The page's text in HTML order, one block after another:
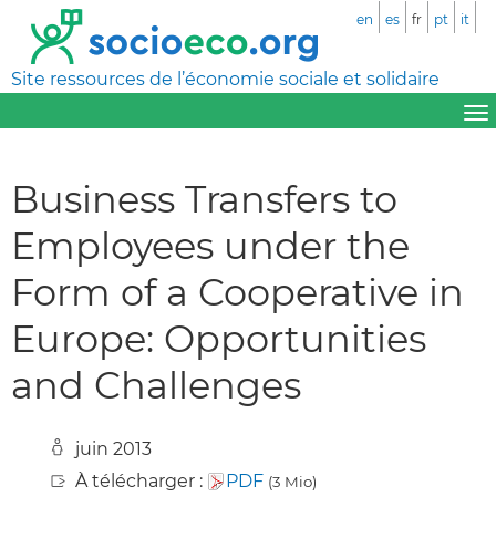
Site ressources de l’économie sociale et solidaire
en es fr pt it
Business Transfers to
Employees under the
Form of a Cooperative in
Europe: Opportunities
and Challenges
juin 2013
À télécharger :
PDF (3 Mio)